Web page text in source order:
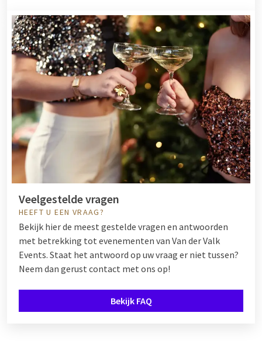
Veelgestelde vragen
HEEFT U EEN VRAAG?
Bekijk hier de meest gestelde vragen en antwoorden
met betrekking tot evenementen van Van der Valk
Events. Staat het antwoord op uw vraag er niet tussen?
Neem dan gerust contact met ons op!
Bekijk FAQ